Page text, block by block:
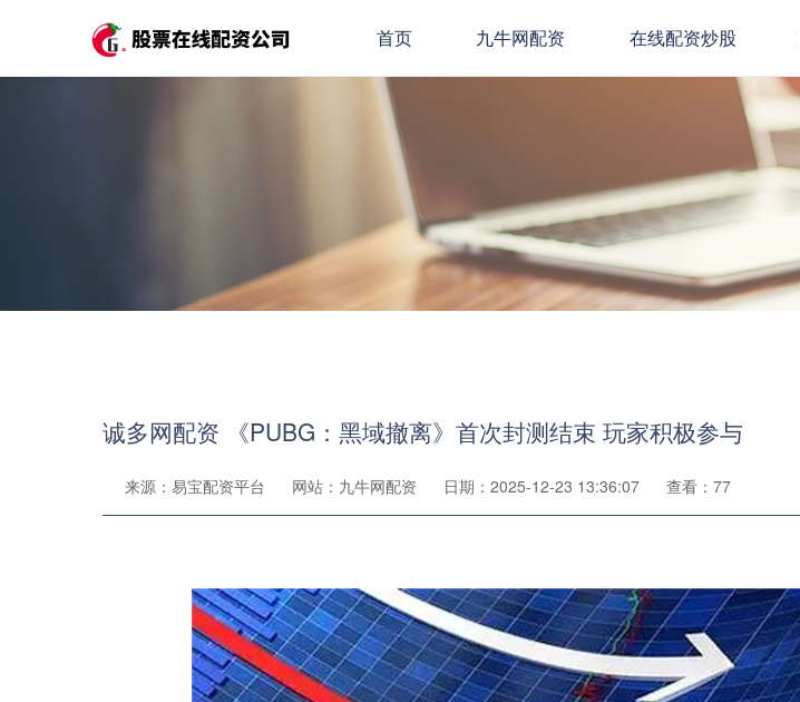
首页 九牛网配资 在线配资炒股
诚多网配资 《PUBG：黑域撤离》首次封测结束 玩家积极参与
来源：易宝配资平台 网站：九牛网配资 日期：2025-12-23 13:36:07 查看：77